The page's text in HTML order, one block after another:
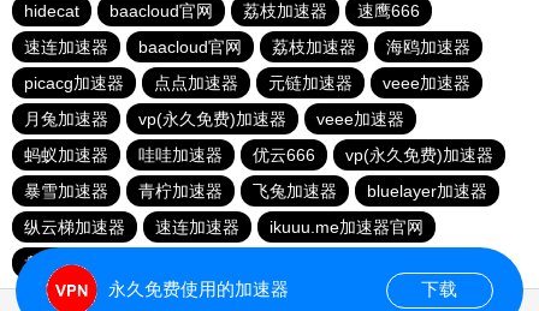
hidecat
baacloud官网 荔枝加速器
速鹰666
速连加速器
baacloud官网 荔枝加速器
海鸥加速器
picacg加速器
点点加速器 元链加速器
veee加速器
月兔加速器
vp(永久免费)加速器
veee加速器
蚂蚁加速器
哇哇加速器 优云666
vp(永久免费)加速器
暴雪加速器
青柠加速器 飞兔加速器
bluelayer加速器
纵云梯加速器
速连加速器
ikuuu.me加速器官网
盘古加速器
永久免费使用的加速器 下载